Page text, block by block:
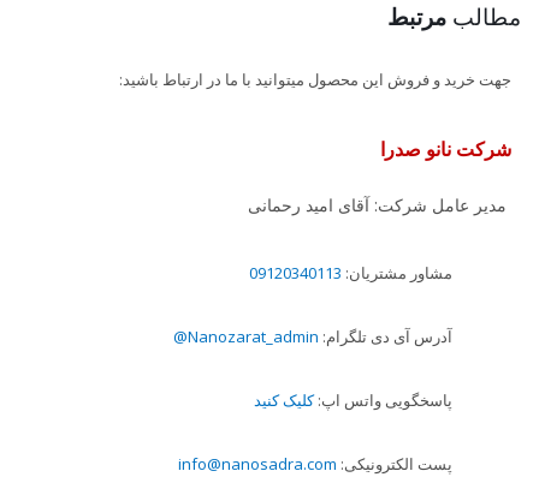
مطالب مرتبط
جهت خرید و فروش این محصول میتوانید با ما در ارتباط باشید:
شرکت نانو صدرا
مدیر عامل شرکت: آقای امید رحمانی
مشاور مشتریان: 09120340113
آدرس آی دی تلگرام: Nanozarat_admin@
پاسخگویی واتس اپ:کلیک کنید
پست الکترونیکی: info@nanosadra.com